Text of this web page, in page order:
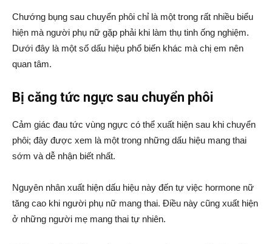
Chướng bụng sau chuyển phôi chỉ là một trong rất nhiều biểu
hiện mà người phụ nữ gặp phải khi làm thụ tinh ống nghiệm.
Dưới đây là một số dấu hiệu phổ biến khác mà chị em nên
quan tâm.
Bị căng tức ngực sau chuyển phôi
Cảm giác đau tức vùng ngực có thể xuất hiện sau khi chuyển
phôi; đây được xem là một trong những dấu hiệu mang thai
sớm và dễ nhận biết nhất.
Nguyên nhân xuất hiện dấu hiệu này đến tự việc hormone nữ
tăng cao khi người phụ nữ mang thai. Điều này cũng xuất hiện
ở những người mẹ mang thai tự nhiên.